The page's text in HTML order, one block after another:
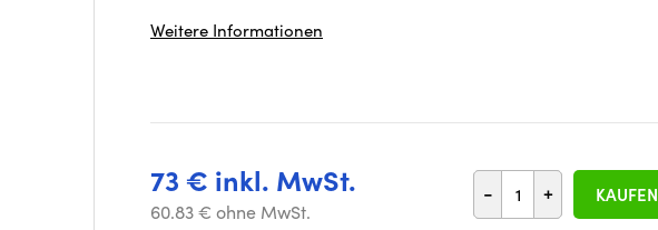
Weitere Informationen
73 € inkl. MwSt.
60.83 € ohne MwSt.
- + KAUFEN